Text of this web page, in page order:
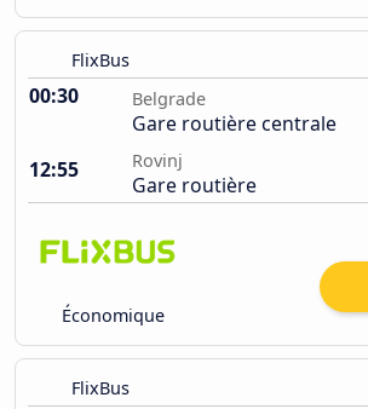
FlixBus
00:30 Belgrade
Gare routière centrale
12:55
Rovinj
Gare routière
Économique
FlixBus